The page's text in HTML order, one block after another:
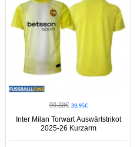
99.88€ 39.95€
Inter Milan Torwart Auswärtstrikot
2025-26 Kurzarm